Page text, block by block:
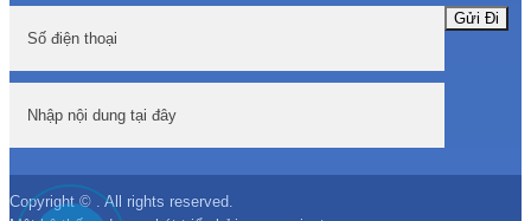
Copyright © . All rights reserved.